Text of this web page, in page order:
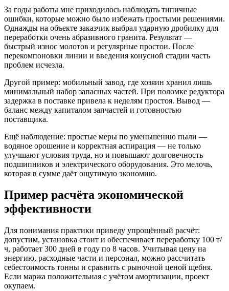
За годы работы мне приходилось наблюдать типичные
ошибки, которые можно было избежать простыми решениями.
Однажды на объекте заказчик выбрал ударную дробилку для
переработки очень абразивного гранита. Результат —
быстрый износ молотов и регулярные простои. После
перекомпоновки линии и введения конусной стадии часть
проблем исчезла.
Другой пример: мобильный завод, где хозяин хранил лишь
минимальный набор запасных частей. При поломке редуктора
задержка в поставке привела к неделям простоя. Вывод —
баланс между капиталом запчастей и готовностью
поставщика.
Ещё наблюдение: простые меры по уменьшению пыли —
водяное орошение и корректная аспирация — не только
улучшают условия труда, но и повышают долговечность
подшипников и электрического оборудования. Это мелочь,
которая в сумме даёт ощутимую экономию.
Пример расчёта экономической
эффективности
Для понимания практики приведу упрощённый расчёт:
допустим, установка стоит и обеспечивает переработку 100 т/
ч, работает 300 дней в году по 8 часов. Учитывая цену на
энергию, расходные части и персонал, можно рассчитать
себестоимость тонны и сравнить с рыночной ценой щебня.
Если маржа положительная с учётом амортизации, проект
окупаем.